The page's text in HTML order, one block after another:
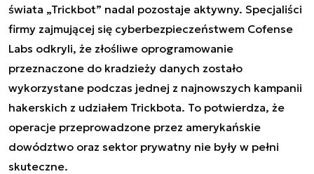
świata „Trickbot” nadal pozostaje aktywny. Specjaliści
firmy zajmującej się cyberbezpieczeństwem Cofense
Labs odkryli, że złośliwe oprogramowanie
przeznaczone do kradzieży danych zostało
wykorzystane podczas jednej z najnowszych kampanii
hakerskich z udziałem Trickbota. To potwierdza, że
operacje przeprowadzone przez amerykańskie
dowództwo oraz sektor prywatny nie były w pełni
skuteczne.